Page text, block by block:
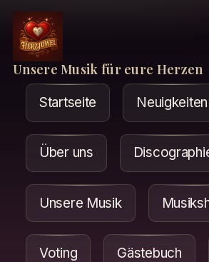
Unsere Musik für eure Herzen
Startseite Neuigkeiten
Über uns
Unsere Musik
Voting Gästebuch